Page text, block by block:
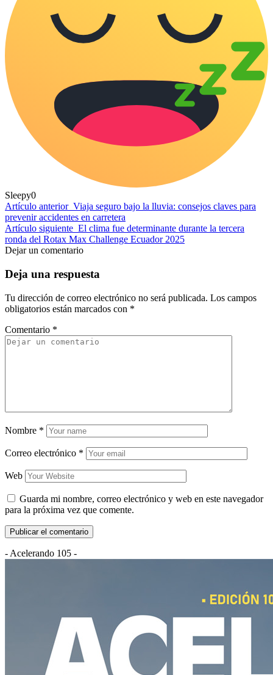
Sleepy0
Artículo anterior Viaja seguro bajo la lluvia: consejos claves para
prevenir accidentes en carretera
Artículo siguiente El clima fue determinante durante la tercera
ronda del Rotax Max Challenge Ecuador 2025
Dejar un comentario
Deja una respuesta
Tu dirección de correo electrónico no será publicada. Los campos
obligatorios están marcados con *
Comentario *
Nombre *
Correo electrónico *
Web
Guarda mi nombre, correo electrónico y web en este navegador
para la próxima vez que comente.
- Acelerando 105 -